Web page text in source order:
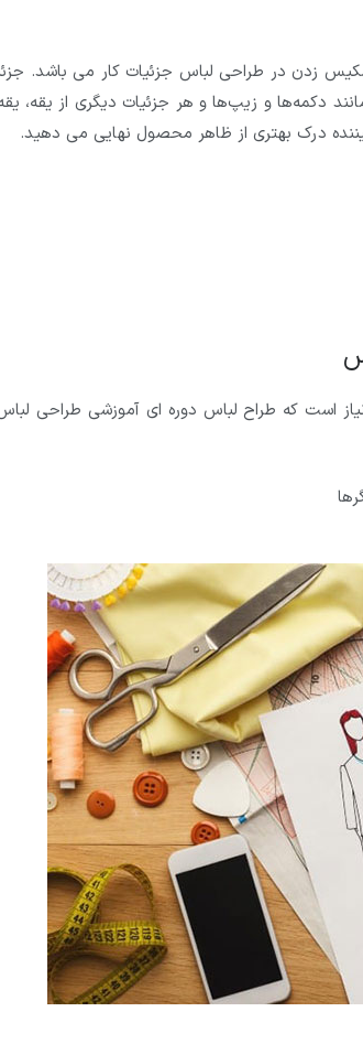
زدن در طراحی لباس جزئیات کار می باشد.
دکمه‌ها و زیپ‌ها و هر جزئیات دیگری از یقه،
درک بهتری از ظاهر محصول نهایی می دهید.
که طراح لباس دوره ای آموزشی طراحی لباس